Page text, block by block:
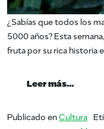
¿Sabías que todos los
5000 años? Esta
fruta por su rica historia
Leer más…
Publicado enCultura